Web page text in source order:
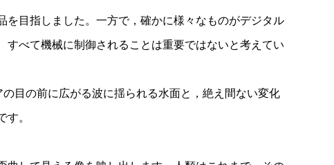
目指しました。一方で，確かに様々なものがデジタル
べて機械に制御されることは重要ではないと考えてい
目の前に広がる波に揺られる水面と，絶え間ない変化
。